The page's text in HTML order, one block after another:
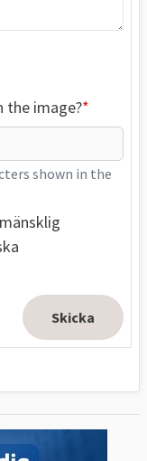
the image?
shown in the